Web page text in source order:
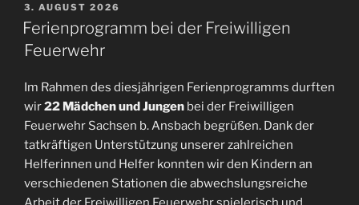
VERÖFFENTLICHT
AM
3. AUGUST 2026
Ferienprogramm bei der Freiwilligen
Feuerwehr
Im Rahmen des diesjährigen Ferienprogramms durften
wir22 Mädchen und Jungen bei der Freiwilligen
Feuerwehr Sachsen b. Ansbach begrüßen. Dank der
tatkräftigen Unterstützung unserer zahlreichen
Helferinnen und Helfer konnten wir den Kindern an
verschiedenen Stationen die abwechslungsreiche